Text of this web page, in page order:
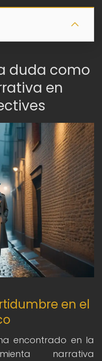
duda como
en
en el
encontrado en la
narrativa